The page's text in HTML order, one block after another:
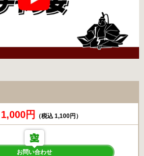
1,000円 （税込 1,100円）
お問い合わせ